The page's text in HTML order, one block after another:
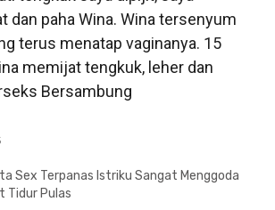
dan paha Wina. Wina tersenyum
terus menatap vaginanya. 15
memijat tengkuk, leher dan
Bersambung
Sex Terpanas Istriku Sangat Menggoda
Tidur Pulas